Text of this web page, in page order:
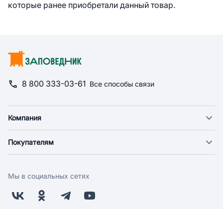
которые ранее приобретали данный товар.
8 800 333-03-61 Все способы связи
Компания
Новости
Поставщикам
Заводчикам
Покупателям
Оплата
Бонусная программа
Мы в социальных сетях